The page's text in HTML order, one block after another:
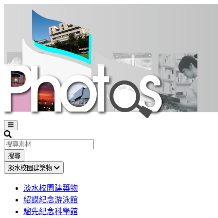
Open
sidebar
Search
搜尋
淡水校園建築物
淡水校園建築物
紹謨紀念游泳館
騮先紀念科學館